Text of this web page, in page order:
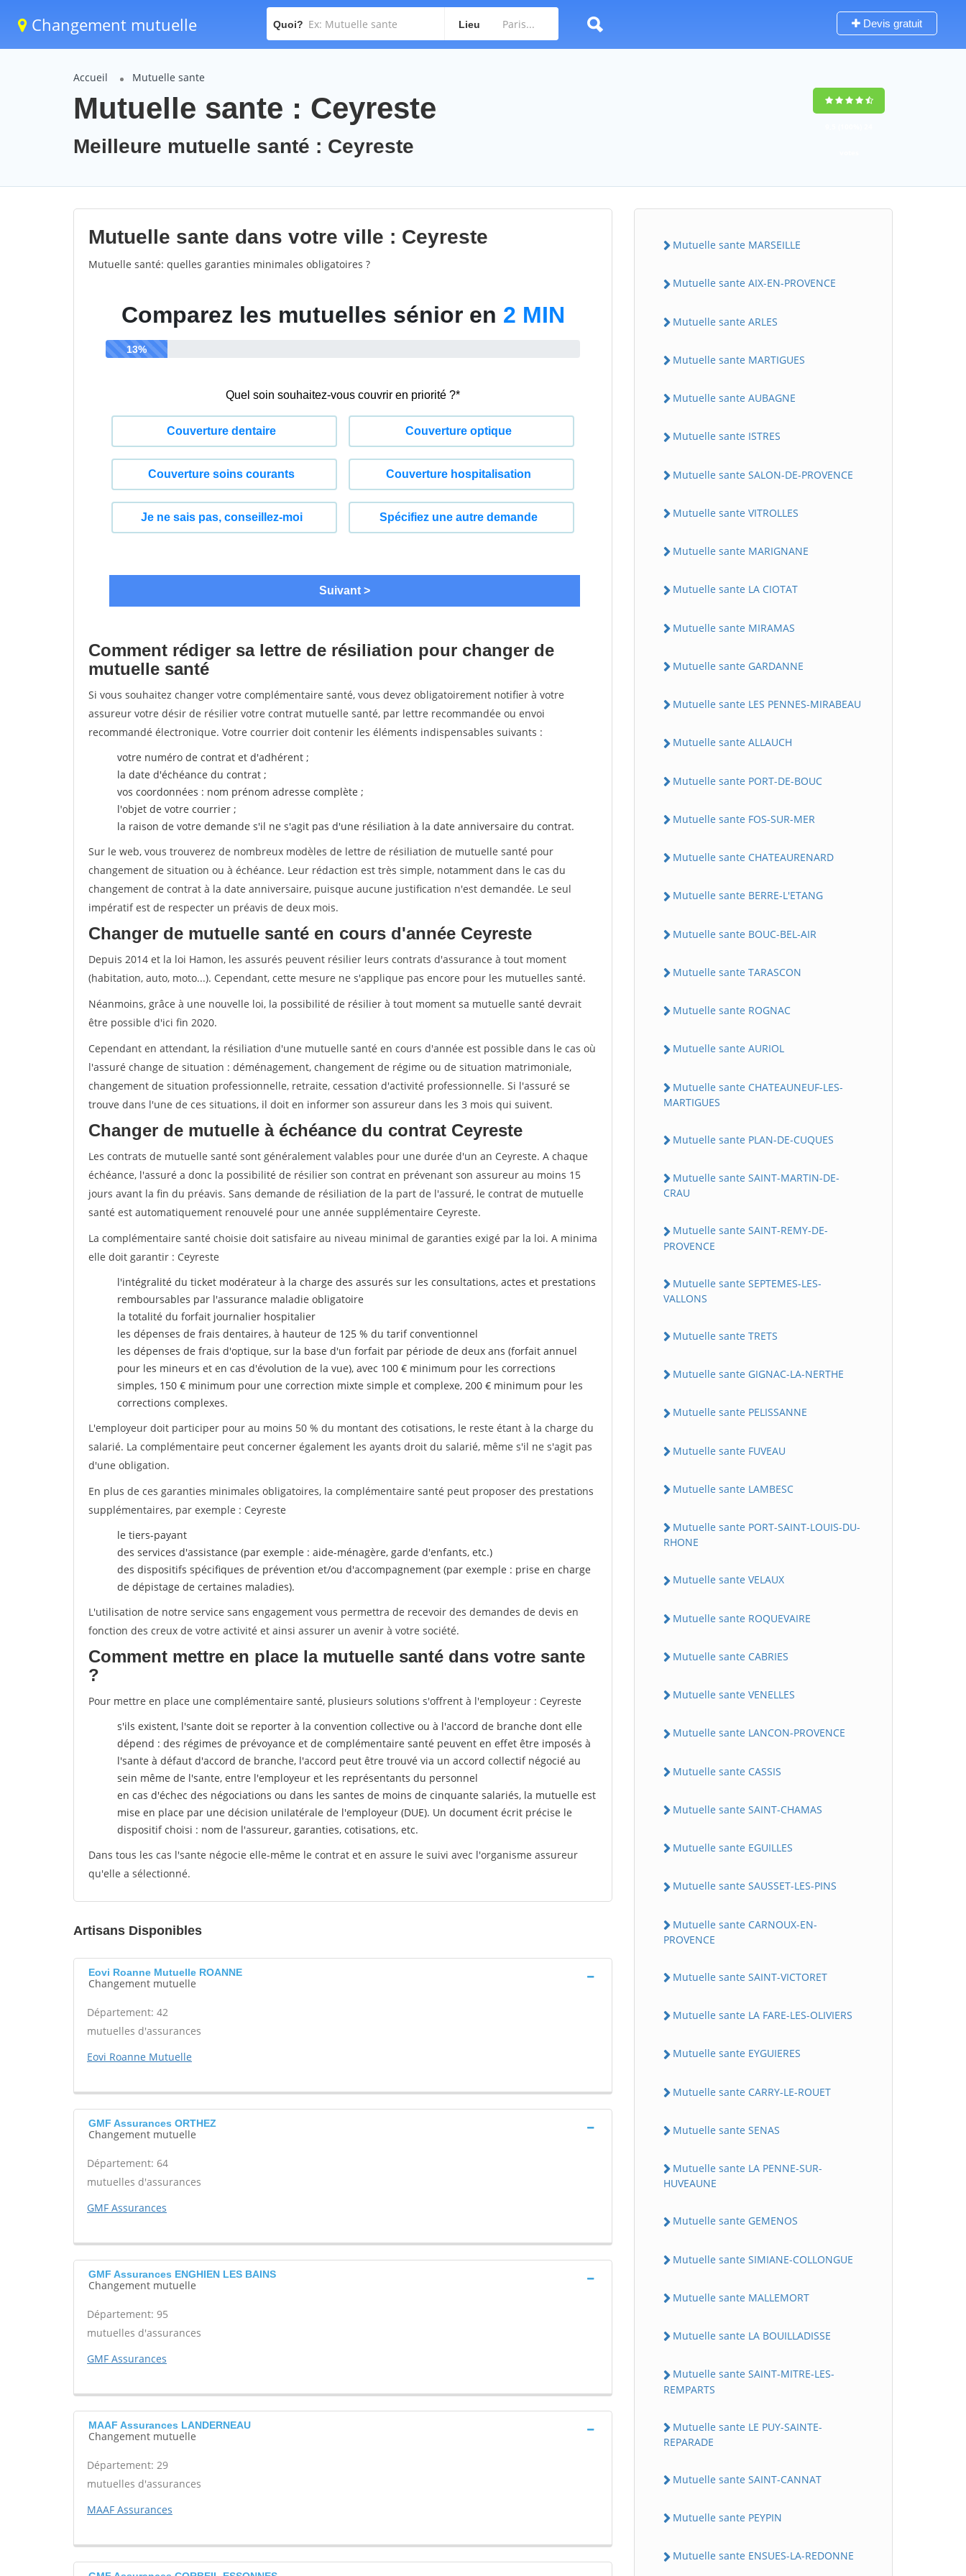
Changement mutuelle Quoi? Lieu Devis gratuit
Accueil Mutuelle sante
Mutuelle sante : Ceyreste
Meilleure mutuelle santé : Ceyreste
Mutuelle sante dans votre ville : Ceyreste
Mutuelle santé: quelles garanties minimales obligatoires ?
Comment rédiger sa lettre de résiliation pour changer de
mutuelle santé
Si vous souhaitez changer votre complémentaire santé, vous devez obligatoirement notifier à votre
assureur votre désir de résilier votre contrat mutuelle santé, par lettre recommandée ou envoi
recommandé électronique. Votre courrier doit contenir les éléments indispensables suivants :
votre numéro de contrat et d'adhérent ;
la date d'échéance du contrat ;
vos coordonnées : nom prénom adresse complète ;
l'objet de votre courrier ;
la raison de votre demande s'il ne s'agit pas d'une résiliation à la date anniversaire du contrat.
Sur le web, vous trouverez de nombreux modèles de lettre de résiliation de mutuelle santé pour
changement de situation ou à échéance. Leur rédaction est très simple, notamment dans le cas du
changement de contrat à la date anniversaire, puisque aucune justification n'est demandée. Le seul
impératif est de respecter un préavis de deux mois.
Changer de mutuelle santé en cours d'année Ceyreste
Depuis 2014 et la loi Hamon, les assurés peuvent résilier leurs contrats d'assurance à tout moment
(habitation, auto, moto...). Cependant, cette mesure ne s'applique pas encore pour les mutuelles santé.
Néanmoins, grâce à une nouvelle loi, la possibilité de résilier à tout moment sa mutuelle santé devrait
être possible d'ici fin 2020.
Cependant en attendant, la résiliation d'une mutuelle santé en cours d'année est possible dans le cas où
l'assuré change de situation : déménagement, changement de régime ou de situation matrimoniale,
changement de situation professionnelle, retraite, cessation d'activité professionnelle. Si l'assuré se
trouve dans l'une de ces situations, il doit en informer son assureur dans les 3 mois qui suivent.
Changer de mutuelle à échéance du contrat Ceyreste
Les contrats de mutuelle santé sont généralement valables pour une durée d'un an Ceyreste. A chaque
échéance, l'assuré a donc la possibilité de résilier son contrat en prévenant son assureur au moins 15
jours avant la fin du préavis. Sans demande de résiliation de la part de l'assuré, le contrat de mutuelle
santé est automatiquement renouvelé pour une année supplémentaire Ceyreste.
La complémentaire santé choisie doit satisfaire au niveau minimal de garanties exigé par la loi. A minima
elle doit garantir : Ceyreste
l'intégralité du ticket modérateur à la charge des assurés sur les consultations, actes et prestations
remboursables par l'assurance maladie obligatoire
la totalité du forfait journalier hospitalier
les dépenses de frais dentaires, à hauteur de 125 % du tarif conventionnel
les dépenses de frais d'optique, sur la base d'un forfait par période de deux ans (forfait annuel
pour les mineurs et en cas d'évolution de la vue), avec 100 € minimum pour les corrections
simples, 150 € minimum pour une correction mixte simple et complexe, 200 € minimum pour les
corrections complexes.
L'employeur doit participer pour au moins 50 % du montant des cotisations, le reste étant à la charge du
salarié. La complémentaire peut concerner également les ayants droit du salarié, même s'il ne s'agit pas
d'une obligation.
En plus de ces garanties minimales obligatoires, la complémentaire santé peut proposer des prestations
supplémentaires, par exemple : Ceyreste
le tiers-payant
des services d'assistance (par exemple : aide-ménagère, garde d'enfants, etc.)
des dispositifs spécifiques de prévention et/ou d'accompagnement (par exemple : prise en charge
de dépistage de certaines maladies).
L'utilisation de notre service sans engagement vous permettra de recevoir des demandes de devis en
fonction des creux de votre activité et ainsi assurer un avenir à votre société.
Comment mettre en place la mutuelle santé dans votre sante
?
Pour mettre en place une complémentaire santé, plusieurs solutions s'offrent à l'employeur : Ceyreste
s'ils existent, l'sante doit se reporter à la convention collective ou à l'accord de branche dont elle
dépend : des régimes de prévoyance et de complémentaire santé peuvent en effet être imposés à
l'sante à défaut d'accord de branche, l'accord peut être trouvé via un accord collectif négocié au
sein même de l'sante, entre l'employeur et les représentants du personnel
en cas d'échec des négociations ou dans les santes de moins de cinquante salariés, la mutuelle est
mise en place par une décision unilatérale de l'employeur (DUE). Un document écrit précise le
dispositif choisi : nom de l'assureur, garanties, cotisations, etc.
Dans tous les cas l'sante négocie elle-même le contrat et en assure le suivi avec l'organisme assureur
qu'elle a sélectionné.
Artisans Disponibles
Eovi Roanne Mutuelle ROANNE
Changement mutuelle
Département: 42
mutuelles d'assurances
Eovi Roanne Mutuelle
GMF Assurances ORTHEZ
Changement mutuelle
Département: 64
mutuelles d'assurances
GMF Assurances
GMF Assurances ENGHIEN LES BAINS
Changement mutuelle
Département: 95
mutuelles d'assurances
GMF Assurances
MAAF Assurances LANDERNEAU
Changement mutuelle
Département: 29
mutuelles d'assurances
MAAF Assurances
Mutuelle sante MARSEILLE
Mutuelle sante AIX-EN-PROVENCE
Mutuelle sante ARLES
Mutuelle sante MARTIGUES
Mutuelle sante AUBAGNE
Mutuelle sante ISTRES
Mutuelle sante SALON-DE-PROVENCE
Mutuelle sante VITROLLES
Mutuelle sante MARIGNANE
Mutuelle sante LA CIOTAT
Mutuelle sante MIRAMAS
Mutuelle sante GARDANNE
Mutuelle sante LES PENNES-MIRABEAU
Mutuelle sante ALLAUCH
Mutuelle sante PORT-DE-BOUC
Mutuelle sante FOS-SUR-MER
Mutuelle sante CHATEAURENARD
Mutuelle sante BERRE-L'ETANG
Mutuelle sante BOUC-BEL-AIR
Mutuelle sante TARASCON
Mutuelle sante ROGNAC
Mutuelle sante AURIOL
Mutuelle sante CHATEAUNEUF-LES-
MARTIGUES
Mutuelle sante PLAN-DE-CUQUES
Mutuelle sante SAINT-MARTIN-DE-
CRAU
Mutuelle sante SAINT-REMY-DE-
PROVENCE
Mutuelle sante SEPTEMES-LES-
VALLONS
Mutuelle sante TRETS
Mutuelle sante GIGNAC-LA-NERTHE
Mutuelle sante PELISSANNE
Mutuelle sante FUVEAU
Mutuelle sante LAMBESC
Mutuelle sante PORT-SAINT-LOUIS-DU-
RHONE
Mutuelle sante VELAUX
Mutuelle sante ROQUEVAIRE
Mutuelle sante CABRIES
Mutuelle sante VENELLES
Mutuelle sante LANCON-PROVENCE
Mutuelle sante CASSIS
Mutuelle sante SAINT-CHAMAS
Mutuelle sante EGUILLES
Mutuelle sante SAUSSET-LES-PINS
Mutuelle sante CARNOUX-EN-
PROVENCE
Mutuelle sante SAINT-VICTORET
Mutuelle sante LA FARE-LES-OLIVIERS
Mutuelle sante EYGUIERES
Mutuelle sante CARRY-LE-ROUET
Mutuelle sante SENAS
Mutuelle sante LA PENNE-SUR-
HUVEAUNE
Mutuelle sante GEMENOS
Mutuelle sante SIMIANE-COLLONGUE
Mutuelle sante MALLEMORT
Mutuelle sante LA BOUILLADISSE
Mutuelle sante SAINT-MITRE-LES-
REMPARTS
Mutuelle sante LE PUY-SAINTE-
REPARADE
Mutuelle sante SAINT-CANNAT
Mutuelle sante PEYPIN
Mutuelle sante ENSUES-LA-REDONNE